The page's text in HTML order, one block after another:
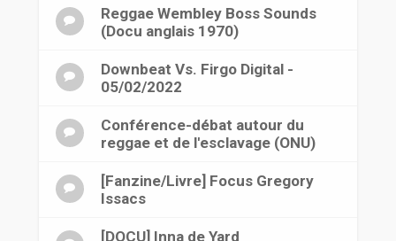
Reggae Wembley Boss Sounds
(Docu anglais 1970)
Downbeat Vs. Firgo Digital -
05/02/2022
Conférence-débat autour du
reggae et de l'esclavage (ONU)
[Fanzine/Livre] Focus Gregory
Issacs
[DOCU] Inna de Yard